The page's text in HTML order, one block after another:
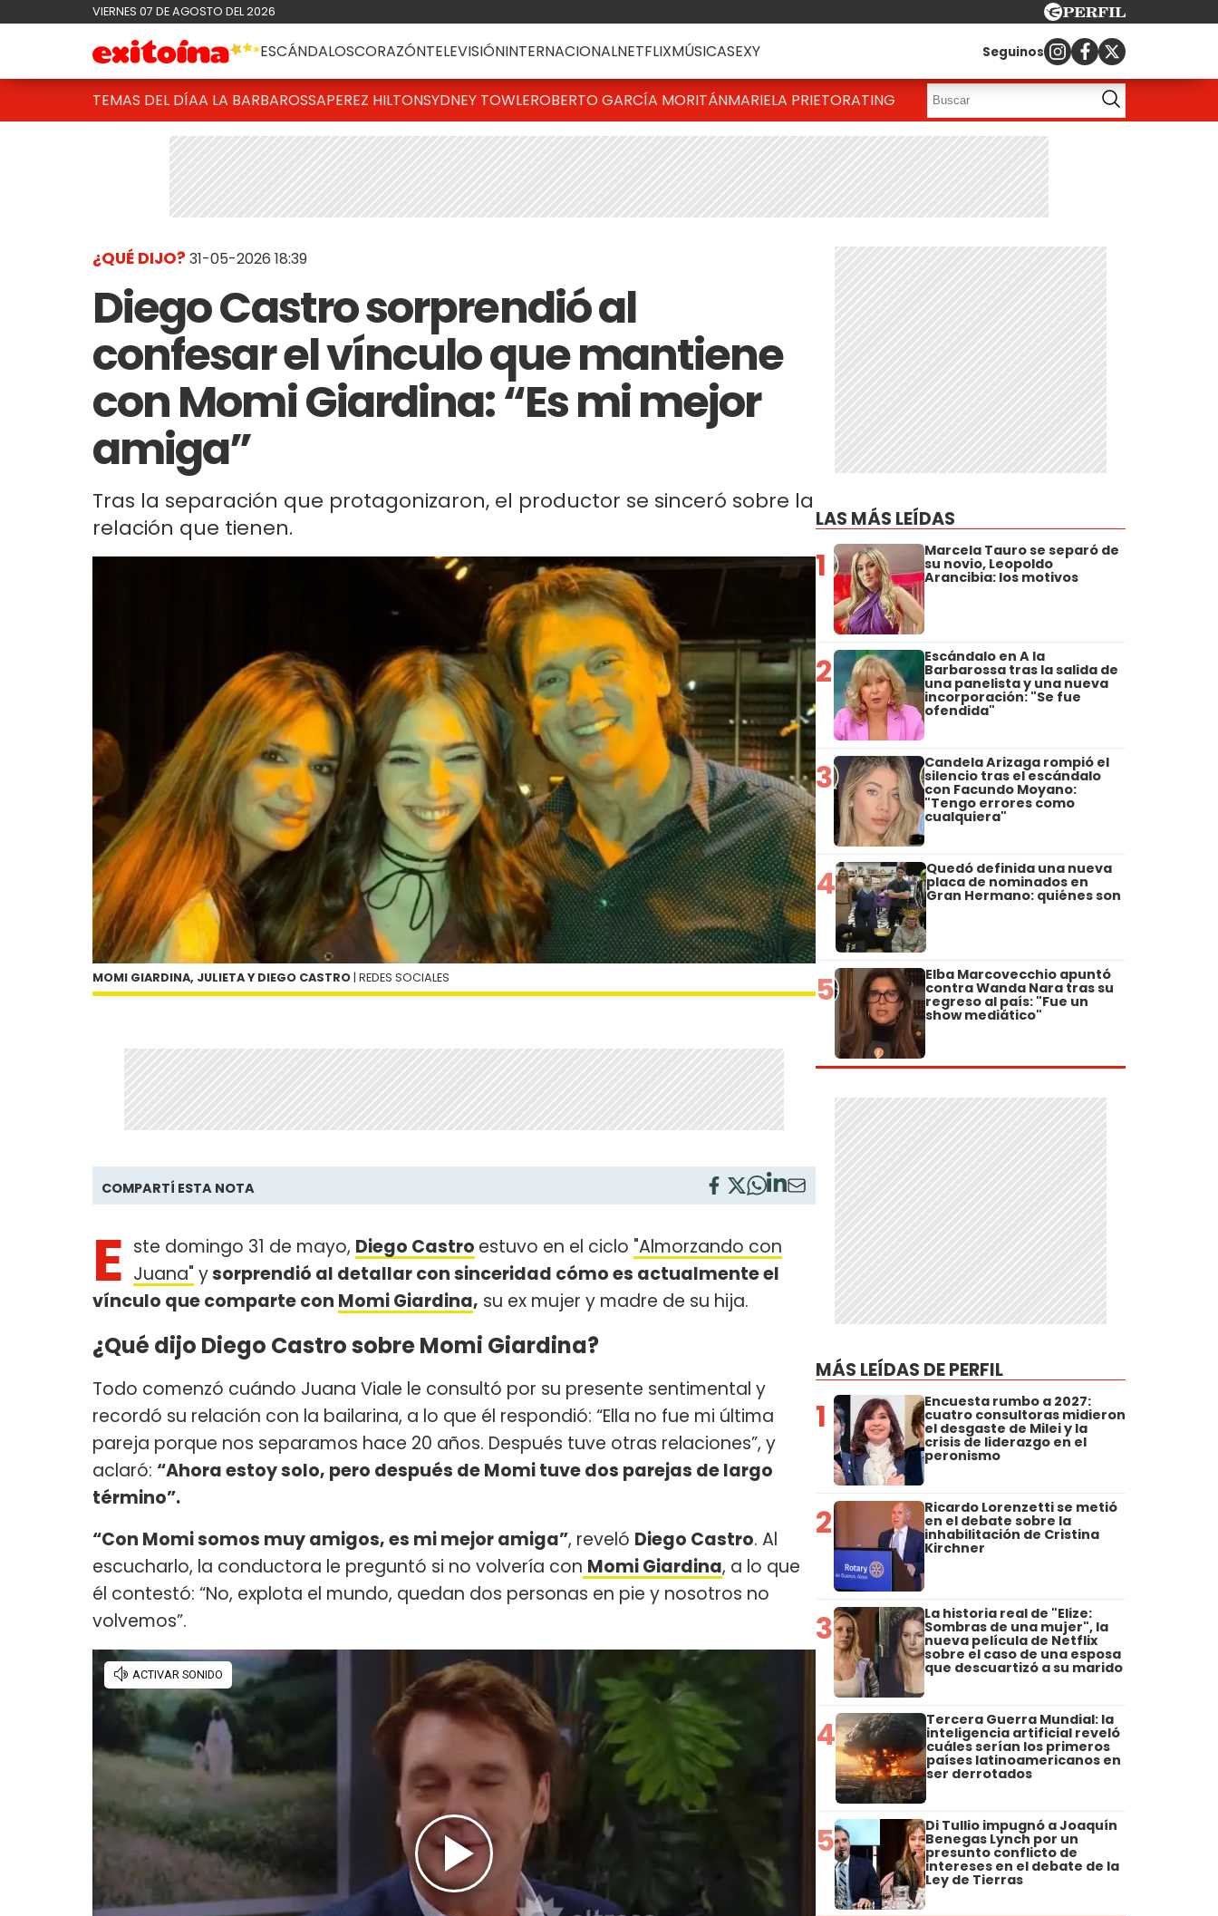
VIERNES 07 DE AGOSTO DEL 2026
ESCÁNDALOSCORAZÓNTELEVISIÓNINTERNACIONALNETFLIXMÚSICASEXY Seguinos
TEMAS DEL DÍAA LA BARBAROSSAPEREZ HILTONSYDNEY TOWLEROBERTO GARCÍA MORITÁNMARIELA PRIETORATING
¿QUÉ DIJO? 31-05-2026 18:39
Diego Castro sorprendió al
confesar el vínculo que mantiene
con Momi Giardina: “Es mi mejor
amiga”
Tras la separación que protagonizaron, el productor se sinceró sobre la
relación que tienen.
MOMI GIARDINA, JULIETA Y DIEGO CASTRO | REDES SOCIALES
COMPARTÍ ESTA NOTA
E ste domingo 31 de mayo, Diego Castro estuvo en el ciclo "Almorzando con
Juana" ysorprendió al detallar con sinceridad cómo es actualmente el
vínculo que comparte con Momi Giardina, su ex mujer y madre de su hija.
¿Qué dijo Diego Castro sobre Momi Giardina?
Todo comenzó cuándo Juana Viale le consultó por su presente sentimental y
recordó su relación con la bailarina, a lo que él respondió: “Ella no fue mi última
pareja porque nos separamos hace 20 años. Después tuve otras relaciones”, y
aclaró: “Ahora estoy solo, pero después de Momi tuve dos parejas de largo
término”.
“Con Momi somos muy amigos, es mi mejor amiga”, reveló Diego Castro. Al
escucharlo, la conductora le preguntó si no volvería con Momi Giardina, a lo que
él contestó: “No, explota el mundo, quedan dos personas en pie y nosotros no
volvemos”.
LAS MÁS LEÍDAS
1 Marcela Tauro se separó de
su novio, Leopoldo
Arancibia: los motivos
2 Escándalo en A la
Barbarossa tras la salida de
una panelista y una nueva
incorporación: "Se fue
ofendida"
3 Candela Arizaga rompió el
silencio tras el escándalo
con Facundo Moyano:
"Tengo errores como
cualquiera"
4 Quedó definida una nueva
placa de nominados en
Gran Hermano: quiénes son
5 Elba Marcovecchio apuntó
contra Wanda Nara tras su
regreso al país: "Fue un
show mediático"
MÁS LEÍDAS DE PERFIL
1 Encuesta rumbo a 2027:
cuatro consultoras midieron
el desgaste de Milei y la
crisis de liderazgo en el
peronismo
2 Ricardo Lorenzetti se metió
en el debate sobre la
inhabilitación de Cristina
Kirchner
3 La historia real de "Elize:
Sombras de una mujer", la
nueva película de Netflix
sobre el caso de una esposa
que descuartizó a su marido
4 Tercera Guerra Mundial: la
inteligencia artificial reveló
cuáles serían los primeros
países latinoamericanos en
ser derrotados
5 Di Tullio impugnó a Joaquín
Benegas Lynch por un
presunto conflicto de
intereses en el debate de la
Ley de Tierras